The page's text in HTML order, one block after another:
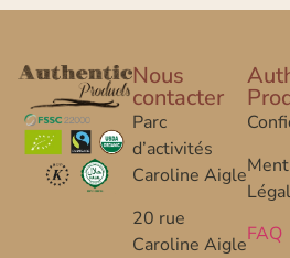
Nous
contacter
Parc
d’activités
Caroline Aigle
20 rue
Caroline AigleFAQ